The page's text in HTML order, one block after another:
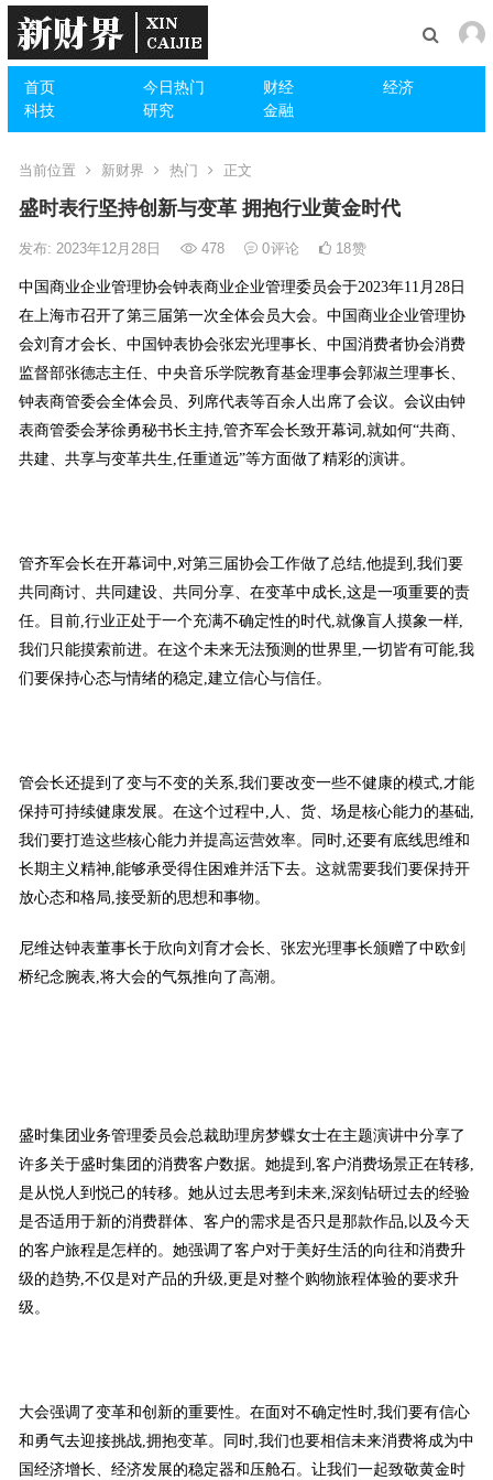
首页 今日热门 财经
经济
科技
研究 金融
当前位置 新财界 热门 正文
盛时表行坚持创新与变革 拥抱行业黄金时代
发布: 2023年12月28日 478 0评论 18赞
中国商业企业管理协会钟表商业企业管理委员会于2023年11月28日
在上海市召开了第三届第一次全体会员大会。中国商业企业管理协
会刘育才会长、中国钟表协会张宏光理事长、中国消费者协会消费
监督部张德志主任、中央音乐学院教育基金理事会郭淑兰理事长、
钟表商管委会全体会员、列席代表等百余人出席了会议。会议由钟
表商管委会茅徐勇秘书长主持,管齐军会长致开幕词,就如何“共商、
共建、共享与变革共生,任重道远”等方面做了精彩的演讲。
管齐军会长在开幕词中,对第三届协会工作做了总结,他提到,我们要
共同商讨、共同建设、共同分享、在变革中成长,这是一项重要的责
任。目前,行业正处于一个充满不确定性的时代,就像盲人摸象一样,
我们只能摸索前进。在这个未来无法预测的世界里,一切皆有可能,我
们要保持心态与情绪的稳定,建立信心与信任。
管会长还提到了变与不变的关系,我们要改变一些不健康的模式,才能
保持可持续健康发展。在这个过程中,人、货、场是核心能力的基础,
我们要打造这些核心能力并提高运营效率。同时,还要有底线思维和
长期主义精神,能够承受得住困难并活下去。这就需要我们要保持开
放心态和格局,接受新的思想和事物。
尼维达钟表董事长于欣向刘育才会长、张宏光理事长颁赠了中欧剑
桥纪念腕表,将大会的气氛推向了高潮。
盛时集团业务管理委员会总裁助理房梦蝶女士在主题演讲中分享了
许多关于盛时集团的消费客户数据。她提到,客户消费场景正在转移,
是从悦人到悦己的转移。她从过去思考到未来,深刻钻研过去的经验
是否适用于新的消费群体、客户的需求是否只是那款作品,以及今天
的客户旅程是怎样的。她强调了客户对于美好生活的向往和消费升
级的趋势,不仅是对产品的升级,更是对整个购物旅程体验的要求升
级。
大会强调了变革和创新的重要性。在面对不确定性时,我们要有信心
和勇气去迎接挑战,拥抱变革。同时,我们也要相信未来消费将成为中
国经济增长、经济发展的稳定器和压舱石。让我们一起致敬黄金时